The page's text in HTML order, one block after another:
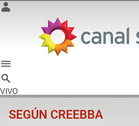
VIVO
SEGÚN CREEBBA